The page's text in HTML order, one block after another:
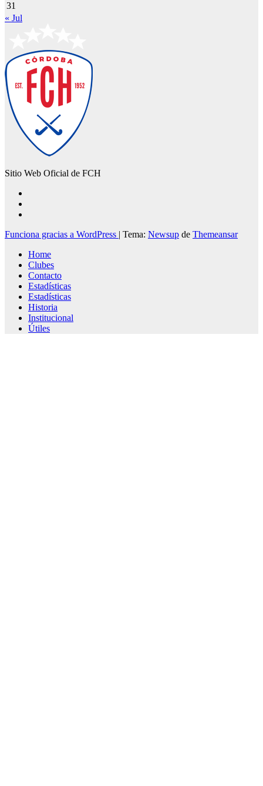
31
« Jul
Sitio Web Oficial de FCH
Funciona gracias a WordPress | Tema: Newsup de Themeansar
Home
Clubes
Contacto
Estadísticas
Estadísticas
Historia
Institucional
Útiles